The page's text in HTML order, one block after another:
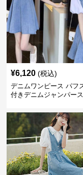
¥6,120 (税込)
デニムワンピース パフ
付きデニムジャンパー